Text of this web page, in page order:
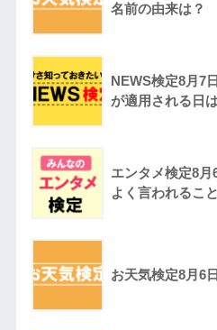
名前の由来は？
NEWS検定8月7
が適用される日
エンタメ検定8
よく言われるこ
お天気検定8月6